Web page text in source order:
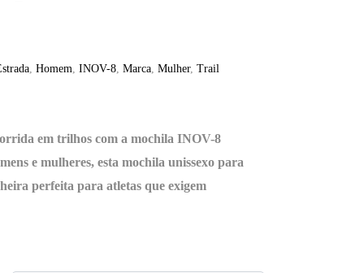
Homem INOV-8 Marca Mulher, Trail
em trilhos com a mochila INOV-8
e mulheres, esta mochila unissexo para
perfeita para atletas que exigem